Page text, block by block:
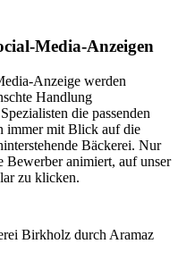
Media-Anzeigen
Anzeige werden
Handlung
die passenden
immer mit Blick auf die
Bäckerei. Nur
Bewerber animiert, auf unser
zu klicken.